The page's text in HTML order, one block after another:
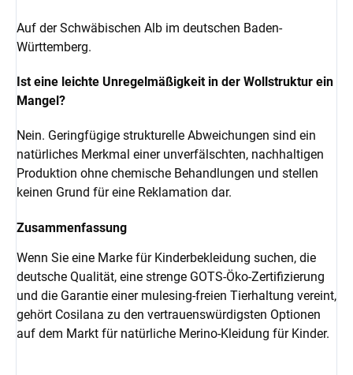
Auf der Schwäbischen Alb im deutschen Baden-
Württemberg.
Ist eine leichte Unregelmäßigkeit in der Wollstruktur ein
Mangel?
Nein. Geringfügige strukturelle Abweichungen sind ein
natürliches Merkmal einer unverfälschten, nachhaltigen
Produktion ohne chemische Behandlungen und stellen
keinen Grund für eine Reklamation dar.
Zusammenfassung
Wenn Sie eine Marke für Kinderbekleidung suchen, die
deutsche Qualität, eine strenge GOTS-Öko-Zertifizierung
und die Garantie einer mulesing-freien Tierhaltung vereint,
gehört Cosilana zu den vertrauenswürdigsten Optionen
auf dem Markt für natürliche Merino-Kleidung für Kinder.